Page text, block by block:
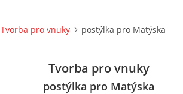
Tvorba pro vnuky postýlka pro Matýska
Tvorba pro vnuky
postýlka pro Matýska